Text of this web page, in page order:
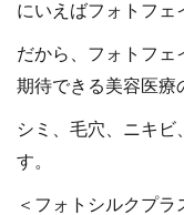
にいえばフォトフェ
だから、フォトフェ
期待できる美容医療
シミ、毛穴、ニキ
す。
＜フォトシルクプラ